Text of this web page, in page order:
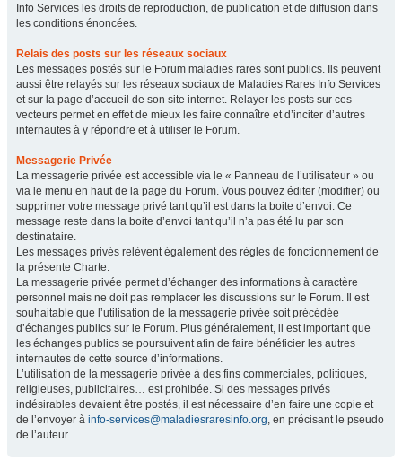
Info Services les droits de reproduction, de publication et de diffusion dans
les conditions énoncées.
Relais des posts sur les réseaux sociaux
Les messages postés sur le Forum maladies rares sont publics. Ils peuvent
aussi être relayés sur les réseaux sociaux de Maladies Rares Info Services
et sur la page d’accueil de son site internet. Relayer les posts sur ces
vecteurs permet en effet de mieux les faire connaître et d’inciter d’autres
internautes à y répondre et à utiliser le Forum.
Messagerie Privée
La messagerie privée est accessible via le « Panneau de l’utilisateur » ou
via le menu en haut de la page du Forum. Vous pouvez éditer (modifier) ou
supprimer votre message privé tant qu’il est dans la boite d’envoi. Ce
message reste dans la boite d’envoi tant qu’il n’a pas été lu par son
destinataire.
Les messages privés relèvent également des règles de fonctionnement de
la présente Charte.
La messagerie privée permet d’échanger des informations à caractère
personnel mais ne doit pas remplacer les discussions sur le Forum. Il est
souhaitable que l’utilisation de la messagerie privée soit précédée
d’échanges publics sur le Forum. Plus généralement, il est important que
les échanges publics se poursuivent afin de faire bénéficier les autres
internautes de cette source d’informations.
L’utilisation de la messagerie privée à des fins commerciales, politiques,
religieuses, publicitaires… est prohibée. Si des messages privés
indésirables devaient être postés, il est nécessaire d’en faire une copie et
de l’envoyer à info-services@maladiesraresinfo.org, en précisant le pseudo
de l’auteur.